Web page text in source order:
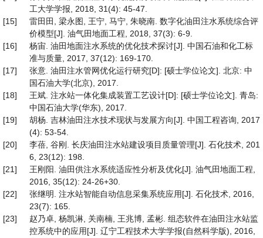
工大学学报, 2018, 31(4): 45-47.
[15]
雷田田, 梁永图, 王宁, 马宁, 朱晓南. 数字化油田注水系统综合评
价模型[J]. 油气田地面工程, 2018, 37(3): 6-9.
[16]
杨宙. 油田地面注水系统的优化技术探讨[J]. 中国石油和化工标
准与质量, 2017, 37(12): 169-170.
[17]
张意. 油田注水管网优化运行研究[D]: [硕士学位论文]. 北京: 中
国石油大学(北京), 2017.
[18]
王斌. 注水站一体化集成装置工艺设计[D]: [硕士学位论文]. 青岛:
中国石油大学(华东), 2017.
[19]
胡杨. 吉林油田注水技术现状与发展方向[J]. 中国工程咨询, 2017
(4): 53-54.
[20]
李蓓, 谷刚. 长庆油田注水站建设项目质量管理[J]. 石化技术, 201
6, 23(12): 198.
[21]
王刚阳. 油田供注水系统适应性分析及优化[J]. 油气田地面工程,
2016, 35(12): 24-26+30.
[22]
张继明. 注水站智能自动信息采集系统应用[J]. 石化技术, 2016,
23(7): 165.
[23]
赵乃卓, 杨凯淋, 关南楠, 王兆博, 孟彬. 组态软件在油田注水站监
控系统中的应用[J]. 辽宁工程技术大学学报(自然科学版), 2016,